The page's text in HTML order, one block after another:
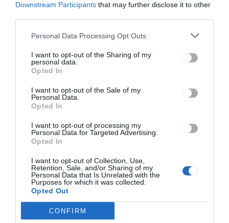
Downstream Participants that may further disclose it to other
Personal Data Processing Opt Outs
I want to opt-out of the Sharing of my
personal data.
Opted In
I want to opt-out of the Sale of my
Personal Data.
Opted In
I want to opt-out of processing my
Personal Data for Targeted Advertising.
Opted In
I want to opt-out of Collection, Use,
Retention, Sale, and/or Sharing of my
Personal Data that Is Unrelated with the
Purposes for which it was collected.
Opted Out
CONFIRM
programok
Keresés
Keresés:
Kategóriák